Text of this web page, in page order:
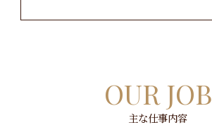
OUR JOB
主な仕事内容